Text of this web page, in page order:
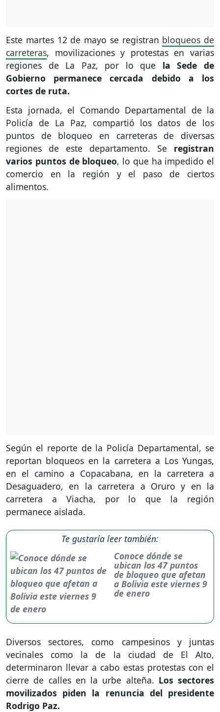
Este martes 12 de mayo se registran bloqueos de
carreteras, movilizaciones y protestas en varias
regiones de La Paz, por lo que la Sede de
Gobierno permanece cercada debido a los
cortes de ruta.
Esta jornada, el Comando Departamental de la
Policía de La Paz, compartió los datos de los
puntos de bloqueo en carreteras de diversas
regiones de este departamento. Se registran
varios puntos de bloqueo, lo que ha impedido el
comercio en la región y el paso de ciertos
alimentos.
Según el reporte de la Policía Departamental, se
reportan bloqueos en la carretera a Los Yungas,
en el camino a Copacabana, en la carretera a
Desaguadero, en la carretera a Oruro y en la
carretera a Viacha, por lo que la región
permanece aislada.
Te gustaría leer también:
Conoce dónde se
ubican los 47 puntos
de bloqueo que afetan
a Bolivia este viernes 9
de enero
Diversos sectores, como campesinos y juntas
vecinales como la de la ciudad de El Alto,
determinaron llevar a cabo estas protestas con el
cierre de calles en la urbe alteña. Los sectores
movilizados piden la renuncia del presidente
Rodrigo Paz.